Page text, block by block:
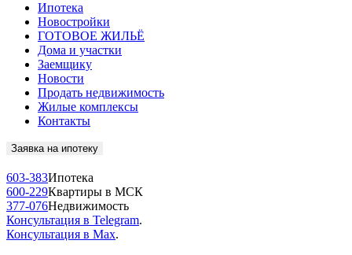
Ипотека
Новостройки
ГОТОВОЕ ЖИЛЬЁ
Дома и участки
Заемщику
Новости
Продать недвижимость
Жилые комплексы
Контакты
Заявка на ипотеку
603-383Ипотека
600-229Квартиры в МСК
377-076Недвижимость
Консультация в Telegram.
Консультация в Max.